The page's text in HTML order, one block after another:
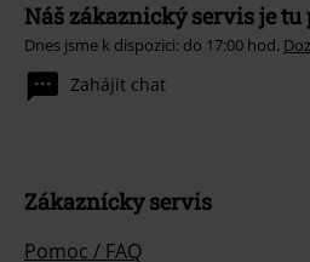
Náš zákaznický servis je tu
Dnes jsme k dispozici: do 17:00 hod.
Zahájit chat
Zákaznícky servis
Pomoc / FAQ